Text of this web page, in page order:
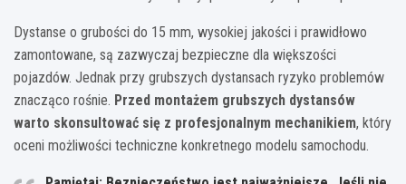
Dystanse o grubości do 15 mm, wysokiej jakości i prawidłowo
zamontowane, są zazwyczaj bezpieczne dla większości
pojazdów. Jednak przy grubszych dystansach ryzyko problemów
znacząco rośnie. Przed montażem grubszych dystansów
warto skonsultować się z profesjonalnym mechanikiem, który
oceni możliwości techniczne konkretnego modelu samochodu.